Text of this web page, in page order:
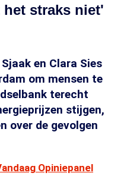
het straks niet'
en Clara Sies
om mensen te
terecht
stijgen,
over de gevolgen
Opiniepanel